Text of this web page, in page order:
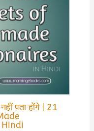
पता होंगे | 21